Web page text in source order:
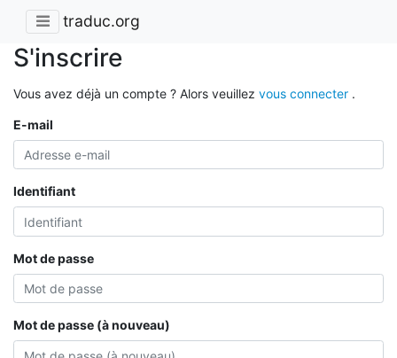
traduc.org
S'inscrire
Vous avez déjà un compte ? Alors veuillez vous connecter .
E-mail
Identifiant
Mot de passe
Mot de passe (à nouveau)